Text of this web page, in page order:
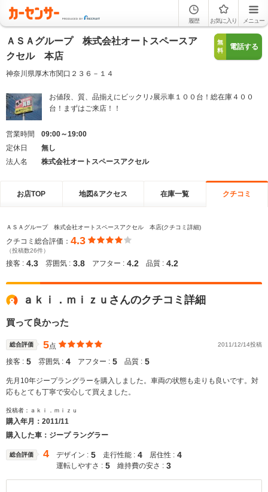
履歴 お気に入り メニュー
ＡＳＡグループ 株式会社オートスペースア
クセル 本店
神奈川県厚木市関口２３６－１４
無
料
電話する
お値段、質、品揃えにビックリ♪展示車１００台！総在庫４００
台！まずはご来店！！
営業時間
09:00～19:00
定休日
無し
法人名
株式会社オートスペースアクセル
お店TOP 地図&アクセス 在庫一覧 クチコミ
ＡＳＡグループ 株式会社オートスペースアクセル 本店(クチコミ詳細)
クチコミ総合評価： 4.3
（投稿数26件）
接客 : 4.3 雰囲気 : 3.8 アフター : 4.2 品質 : 4.2
ａｋｉ．ｍｉｚｕさんのクチコミ詳細
買って良かった
総合評価 5点 2011/12/14投稿
接客 : 5 雰囲気 : 4 アフター : 5 品質 : 5
先月10年ジープラングラーを購入しました。車両の状態も走りも良いです。対
応もとても丁寧で安心して買えました。
投稿者：ａｋｉ．ｍｉｚｕ
購入年月： 2011/11
購入した車：ジープ ラングラー
総合評価 4 デザイン : 5 走行性能 : 4 居住性 : 4
運転しやすさ : 5 維持費の安さ : 3